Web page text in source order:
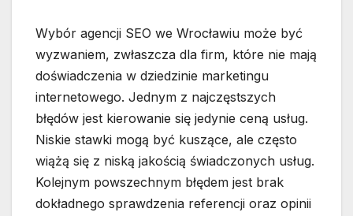
Wybór agencji SEO we Wrocławiu może być
wyzwaniem, zwłaszcza dla firm, które nie mają
doświadczenia w dziedzinie marketingu
internetowego. Jednym z najczęstszych
błędów jest kierowanie się jedynie ceną usług.
Niskie stawki mogą być kuszące, ale często
wiążą się z niską jakością świadczonych usług.
Kolejnym powszechnym błędem jest brak
dokładnego sprawdzenia referencji oraz opinii